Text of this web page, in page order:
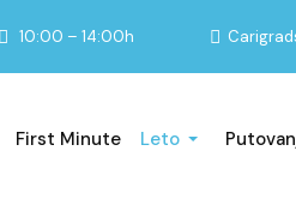
10:00 – 14:00h
First Minute Leto